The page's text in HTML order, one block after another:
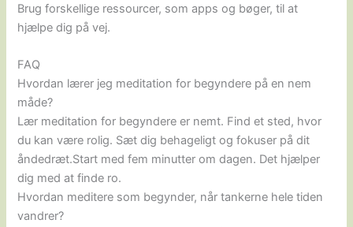
Brug forskellige ressourcer, som apps og bøger, til at
hjælpe dig på vej.
FAQ
Hvordan lærer jeg meditation for begyndere på en nem
måde?
Lær meditation for begyndere er nemt. Find et sted, hvor
du kan være rolig. Sæt dig behageligt og fokuser på dit
åndedræt.Start med fem minutter om dagen. Det hjælper
dig med at finde ro.
Hvordan meditere som begynder, når tankerne hele tiden
vandrer?